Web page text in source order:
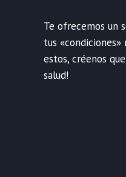
Te ofrecemos un
tus
estos, créenos
salud!